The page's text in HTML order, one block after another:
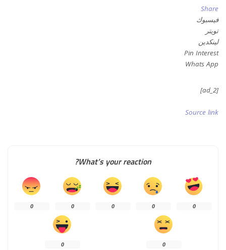
Share
فيسبوك
تويتر
لينكدين
Pin Interest
Whats App
[ad_2]
Source link
What’s your reaction?
0
0
0
0
0
0
0